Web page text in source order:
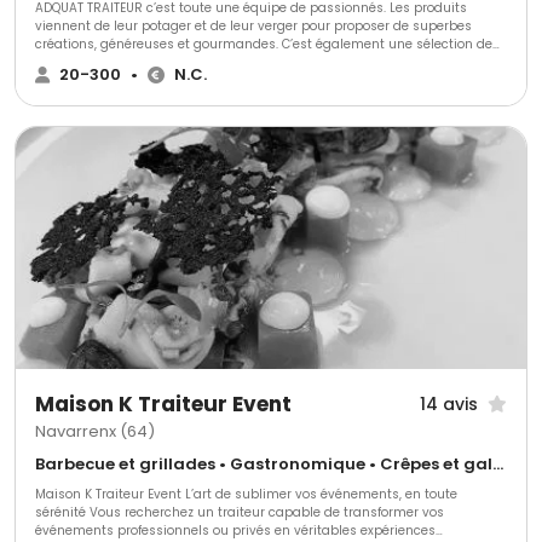
ADQUAT TRAITEUR c’est toute une équipe de passionnés. Les produits
viennent de leur potager et de leur verger pour proposer de superbes
créations, généreuses et gourmandes. C’est également une sélection de
produits de qualités auprès des producteurs locaux de la région.
Alexandre, le Chef est un expert en son domaine. Il a travaillé au sein de
travaillé en tant qu’organisatrice d’événements internationaux. Son
savoir-faire va garantir un événement sans faille. Une équipe de maîtres
d’hôtels, de serveurs et de cuisiniers prêt à partager leur passion avec
vous et vos convives en toute convivialité. Le but ? Rendre l’expérience et
celle de vos invités Unique, Conviviale, et surtout Humaine.
20-300 • N.C.
Maison K Traiteur Event 14 avis
Navarrenx (64)
Barbecue et grillades • Gastronomique • Crêpes et galettes
Maison K Traiteur Event L’art de sublimer vos événements, en toute
sérénité Vous recherchez un traiteur capable de transformer vos
événements professionnels ou privés en véritables expériences